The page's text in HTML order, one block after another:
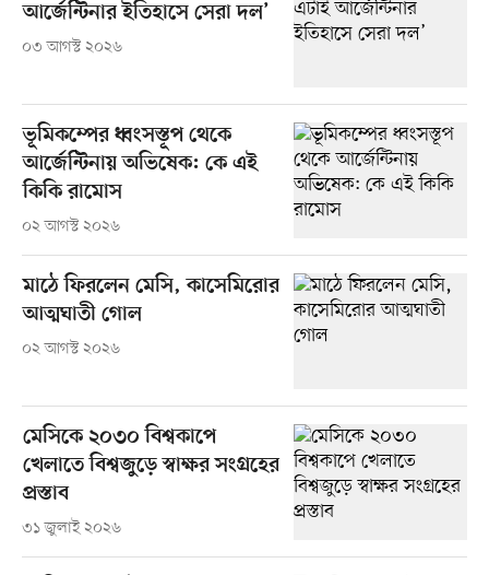
আর্জেন্টিনার ইতিহাসে সেরা দল’
০৩ আগস্ট ২০২৬
ভূমিকম্পের ধ্বংসস্তূপ থেকে
আর্জেন্টিনায় অভিষেক: কে এই
কিকি রামোস
০২ আগস্ট ২০২৬
মাঠে ফিরলেন মেসি, কাসেমিরোর
আত্মঘাতী গোল
০২ আগস্ট ২০২৬
মেসিকে ২০৩০ বিশ্বকাপে
খেলাতে বিশ্বজুড়ে স্বাক্ষর সংগ্রহের
প্রস্তাব
৩১ জুলাই ২০২৬